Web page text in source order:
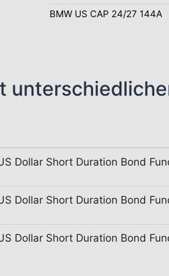
BMW US CAP 24/27 144A
Dollar Short Duration Bond
Dollar Short Duration Bond
Dollar Short Duration Bond